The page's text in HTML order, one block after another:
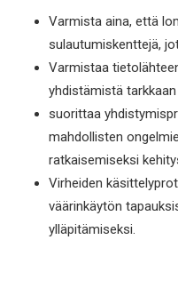
Varmista aina, että
sulautumiskenttejä,
Varmistaa
yhdistämistä
suorittaa
mahdollisten
ratkaisemiseksi
Virheiden
väärinkäytön
ylläpitämiseksi.